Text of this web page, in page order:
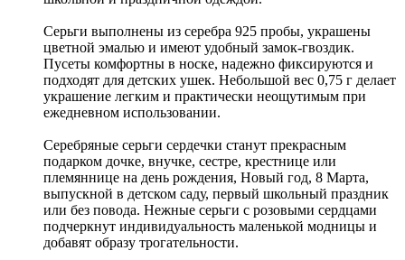
Серьги выполнены из серебра 925 пробы, украшены
цветной эмалью и имеют удобный замок-гвоздик.
Пусеты комфортны в носке, надежно фиксируются и
подходят для детских ушек. Небольшой вес 0,75 г делает
украшение легким и практически неощутимым при
ежедневном использовании.
Серебряные серьги сердечки станут прекрасным
подарком дочке, внучке, сестре, крестнице или
племяннице на день рождения, Новый год, 8 Марта,
выпускной в детском саду, первый школьный праздник
или без повода. Нежные серьги с розовыми сердцами
подчеркнут индивидуальность маленькой модницы и
добавят образу трогательности.